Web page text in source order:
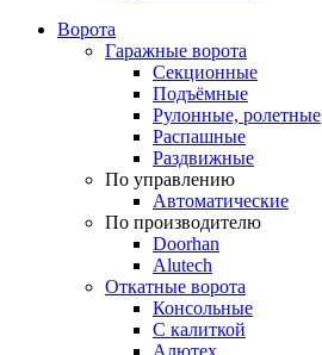
Ворота
Гаражные ворота
Секционные
Подъёмные
Рулонные, ролетные
Распашные
Раздвижные
По управлению
Автоматические
По производителю
Doorhan
Alutech
Откатные ворота
Консольные
С калиткой
Алютех